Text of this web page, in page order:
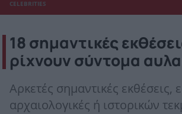
CELEBRITIES
18 σημαντικές
ρίχνουν σύντομα
Αρκετές σημαντικές εκθέσεις,
αρχαιολογικές ή ιστορικών